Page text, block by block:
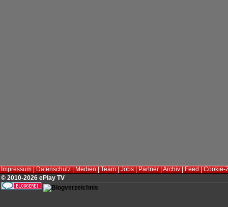
Impressum|Datenschutz|Medien|Team|Jobs|Partner|Archiv|Feed|Cookie-
© 2010-2026 ePlay TV